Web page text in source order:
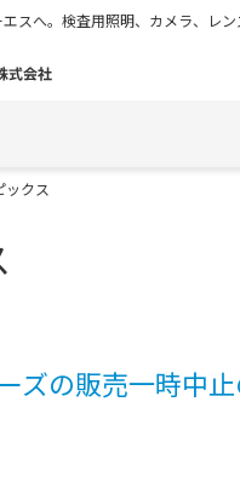
スへ。検査用照明、カメラ、レ
ックス
ズの販売一時中